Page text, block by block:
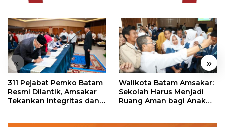
« »
311 Pejabat Pemko Batam
Resmi Dilantik, Amsakar
Tekankan Integritas dan
Walikota Batam Amsakar:
Sekolah Harus Menjadi
Ruang Aman bagi Anak